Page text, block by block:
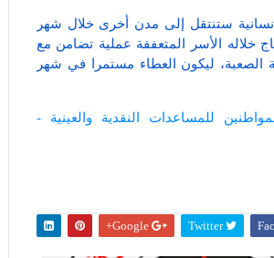
ستنتقل إلى مدن أخرى خلال شهر
خلاله الأسر المتعففة عملية تضامن مع
الصعبة، ليكون العطاء مستمرا في شهر
للمساعدات النقدية والعينية -
Twitter
Google+